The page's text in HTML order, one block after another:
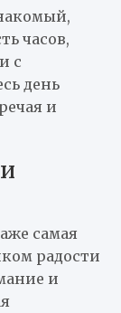
часов,
с
день
и
самая
радости
и